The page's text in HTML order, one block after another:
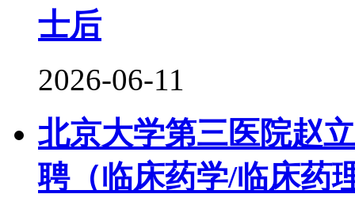
士后
2026-06-11
北京大学第三医院赵
聘（临床药学/临床药